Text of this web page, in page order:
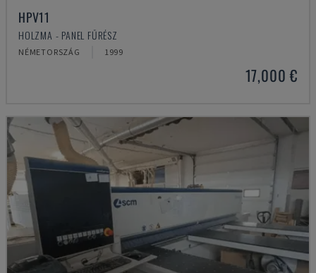
HPV11
HOLZMA - PANEL FŰRÉSZ
NÉMETORSZÁG 1999
17,000 €